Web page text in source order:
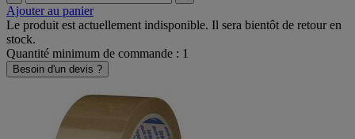
-
Ajouter au panier
Le produit est actuellement indisponible. Il sera bientôt de retour en
stock.
Quantité minimum de commande : 1